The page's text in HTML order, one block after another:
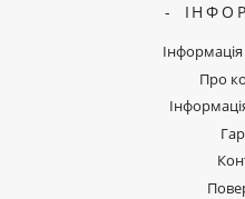
Про